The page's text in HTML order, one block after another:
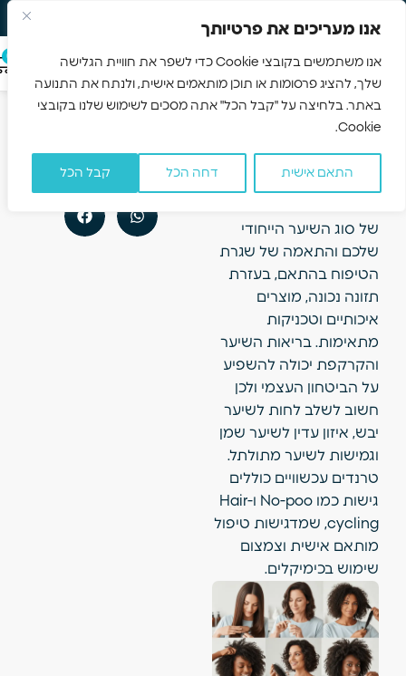
אנו מעריכים את פרטיותך
אנו משתמשים בקובצי Cookie כדי לשפר את חוויית הגלישה
שלך, להציג פרסומות או תוכן מותאמים אישית, ולנתח את התנועה
באתר. בלחיצה על "קבל הכל" אתה מסכים לשימוש שלנו בקובצי
Cookie.
התאם אישית דחה הכל קבל הכל
Skip to main content
0
מארז מושלם
לשיער גמיש ורך
למגע
של סוג השיער הייחודי
שלכם והתאמה של שגרת
הטיפוח בהתאם, בעזרת
תזונה נכונה, מוצרים
איכותיים וטכניקות
מתאימות. בריאות השיער
והקרקפת יכולה להשפיע
על הביטחון העצמי ולכן
חשוב לשלב לחות לשיער
יבש, איזון עדין לשיער שמן
וגמישות לשיער מתולתל.
טרנדים עכשוויים כוללים
גישות כמו No-poo ו-Hair
cycling, שמדגישות טיפול
מותאם אישית וצמצום
שימוש בכימיקלים.